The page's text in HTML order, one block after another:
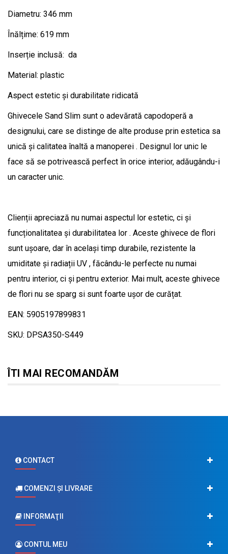
Diametru: 346 mm
Înălțime: 619 mm
Inserție inclusă: da
Material: plastic
Aspect estetic și durabilitate ridicată
Ghivecele Sand Slim sunt o adevărată capodoperă a
designului, care se distinge de alte produse prin estetica sa
unică și calitatea înaltă a manoperei . Designul lor unic le
face să se potrivească perfect în orice interior, adăugându-i
un caracter unic.
Clienții apreciază nu numai aspectul lor estetic, ci și
funcționalitatea și durabilitatea lor . Aceste ghivece de flori
sunt ușoare, dar în același timp durabile, rezistente la
umiditate și radiații UV , făcându-le perfecte nu numai
pentru interior, ci și pentru exterior. Mai mult, aceste ghivece
de flori nu se sparg si sunt foarte ușor de curățat.
EAN: 5905197899831
SKU: DPSA350-S449
ÎTI MAI RECOMANDĂM
CONTACT
COMENZI ŞI LIVRARE
INFORMAŢII
CONTUL MEU